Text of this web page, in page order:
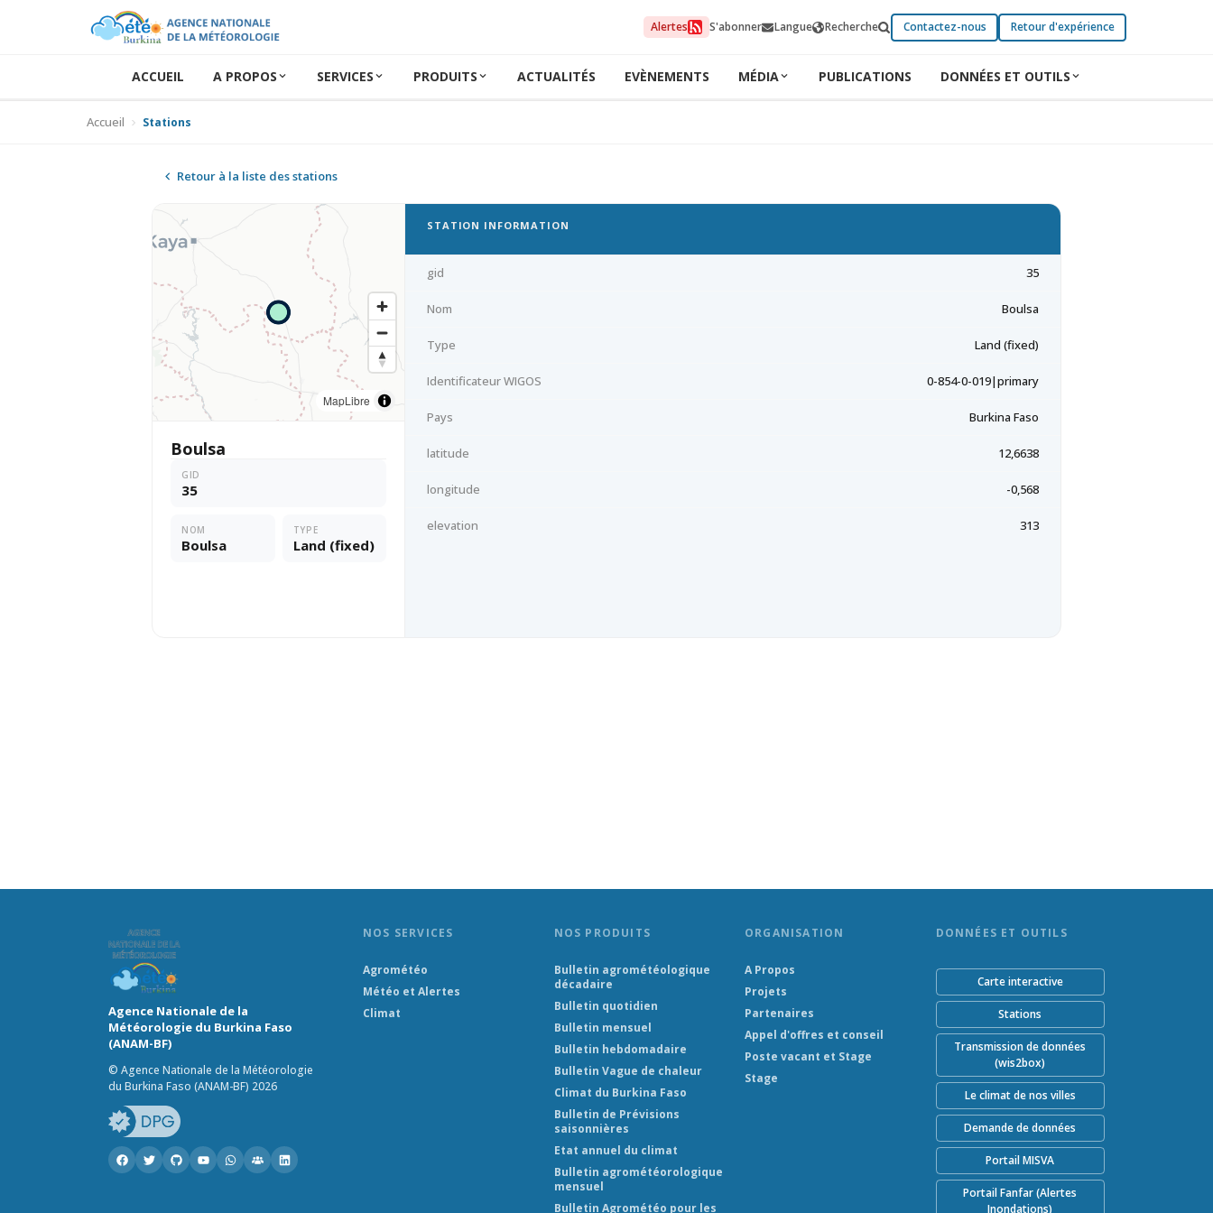
Alertes S'abonner Langue Recherche Contactez-nous Retour d'expérience
ACCUEIL A PROPOS SERVICES PRODUITS ACTUALITÉS EVÈNEMENTS MÉDIA PUBLICATIONS DONNÉES ET OUTILS
Accueil Stations
Retour à la liste des stations
MapLibre
Boulsa
GID
35
NOM
Boulsa
TYPE
Land (fixed)
STATION INFORMATION
gid 35
Nom Boulsa
Type Land (fixed)
Identificateur WIGOS 0-854-0-019|primary
Pays Burkina Faso
latitude 12,6638
longitude -0,568
elevation 313
Agence Nationale de la
Météorologie du Burkina Faso
(ANAM-BF)
© Agence Nationale de la Météorologie
du Burkina Faso (ANAM-BF) 2026
NOS SERVICES
Agrométéo
Météo et Alertes
Climat
NOS PRODUITS
Bulletin agrométéologique
décadaire
Bulletin quotidien
Bulletin mensuel
Bulletin hebdomadaire
Bulletin Vague de chaleur
Climat du Burkina Faso
Bulletin de Prévisions
saisonnières
Etat annuel du climat
Bulletin agrométéorologique
mensuel
Bulletin Agrométéo pour les
ORGANISATION
A Propos
Projets
Partenaires
Appel d'offres et conseil
Poste vacant et Stage
Stage
DONNÉES ET OUTILS
Carte interactive
Stations
Transmission de données
(wis2box)
Le climat de nos villes
Demande de données
Portail MISVA
Portail Fanfar (Alertes
Inondations)